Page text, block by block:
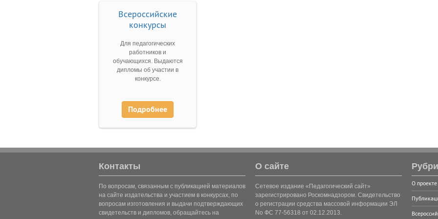
Всероссийские
конкурсы
Для педагогических
работников и
обучающихся. Выдаются
дипломы об участии в
конкурсе.
Подробнее
Контакты
По вопросам, связанным с публикацией материалов
на сайте издательства и участием в конкурсах, по
вопросам изготовления и выдачи подтверждающих
свидетельств и дипломов, обращайтесь на
О сайте
Сетевое издание «Педагогический сайт»
зарегистрировано Роскомнадзором. Свидетельство
о регистрации средства массовой информации ЭЛ
No ФС 77-56318 от 02.12.2013.
О проекте